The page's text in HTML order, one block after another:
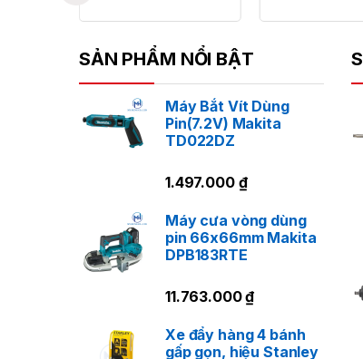
SẢN PHẨM NỔI BẬT
Máy Bắt Vít Dùng
Pin(7.2V) Makita
TD022DZ
1.497.000 ₫
Máy cưa vòng dùng
pin 66x66mm Makita
DPB183RTE
11.763.000₫
Xe đẩy hàng 4 bánh
gấp gọn, hiệu Stanley